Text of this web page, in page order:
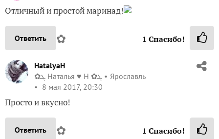
Отличный и простой маринад!
Ответить ✿ 1 Спасибо!
HatalyaH
✿ܓ Haталья ♥ H ✿ܓ
Ярославль
8 мая 2017, 20:30
Просто и вкусно!
Ответить ✿ 1 Спасибо!